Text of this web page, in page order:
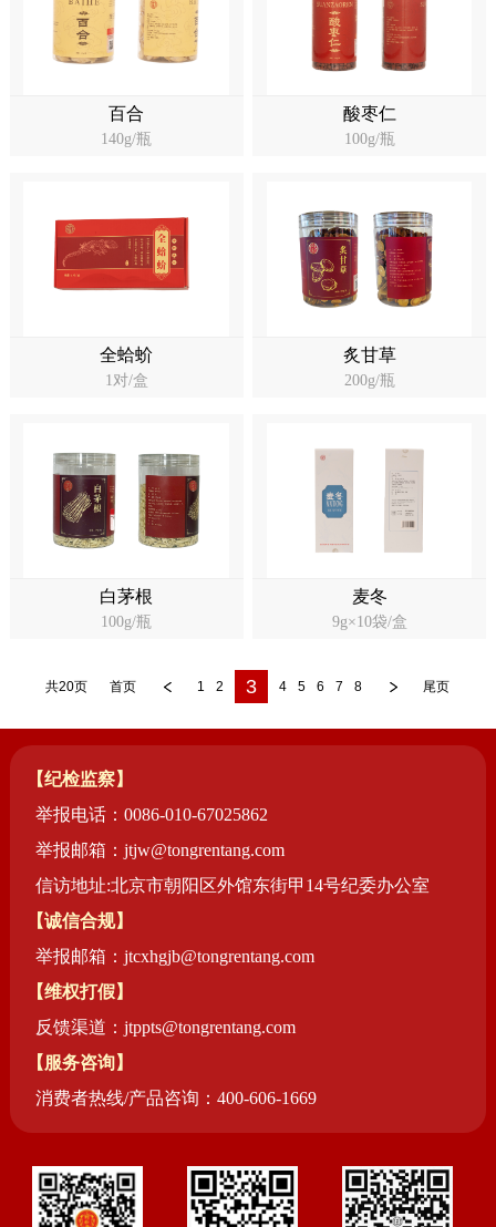
百合
140g/瓶
酸枣仁
100g/瓶
全蛤蚧
1对/盒
炙甘草
200g/瓶
白茅根
100g/瓶
麦冬
9g×10袋/盒
共20页 首页 1 2 3 4 5 6 7 8 尾页
【纪检监察】
举报电话：0086-010-67025862
举报邮箱：jtjw@tongrentang.com
信访地址:北京市朝阳区外馆东街甲14号纪委办公室
【诚信合规】
举报邮箱：jtcxhgjb@tongrentang.com
【维权打假】
反馈渠道：jtppts@tongrentang.com
【服务咨询】
消费者热线/产品咨询：400-606-1669